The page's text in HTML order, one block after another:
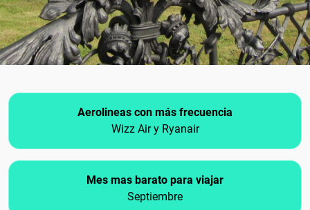
Aerolineas con más frecuencia
Wizz Air y Ryanair
Mes mas barato para viajar
Septiembre